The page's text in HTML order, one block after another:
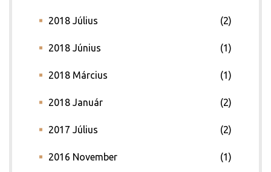
2018 Július (2)
2018 Június (1)
2018 Március (1)
2018 Január (2)
2017 Július (2)
2016 November (1)